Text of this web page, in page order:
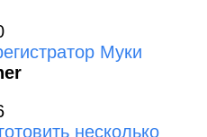
Муки
несколько